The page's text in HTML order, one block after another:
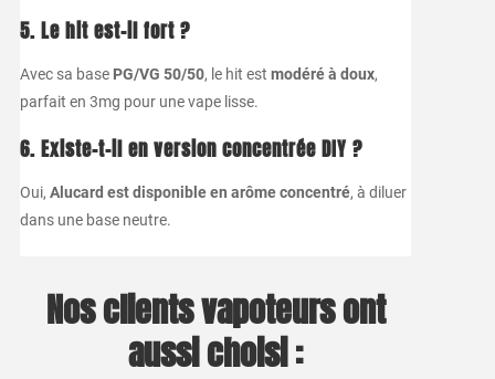
5. Le hit est-il fort ?
Avec sa base PG/VG 50/50, le hit est modéré à doux,
parfait en 3mg pour une vape lisse.
6. Existe-t-il en version concentrée DIY ?
Oui, Alucard est disponible en arôme concentré, à diluer
dans une base neutre.
Nos clients vapoteurs ont
aussi choisi :